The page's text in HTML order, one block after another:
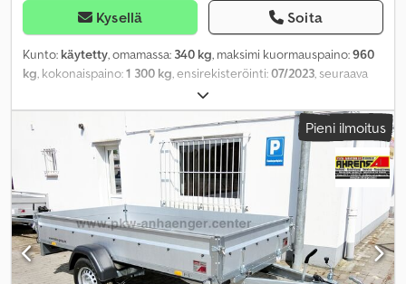
Kysellä Soita
Kunto: käytetty, omamassa: 340 kg, maksimi kuormauspaino:960
kg , kokonaispaino:1 300 kg , ensirekisteröinti:07/2023 , seuraava
, kuormatilan pituus:
leveys:1 530 mm, kuormatilan korkeus:400 mm, kuormatilan
tilavuus:
1,8 m³ , väri:muu, rakennuskorkeus: 940 mm , työleveys:
2 040 mm
, Varusteet: käytetyn ajoneuvon takuu
Pieni ilmoitus